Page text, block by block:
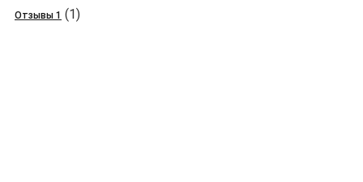
Отзывы 1 (1)